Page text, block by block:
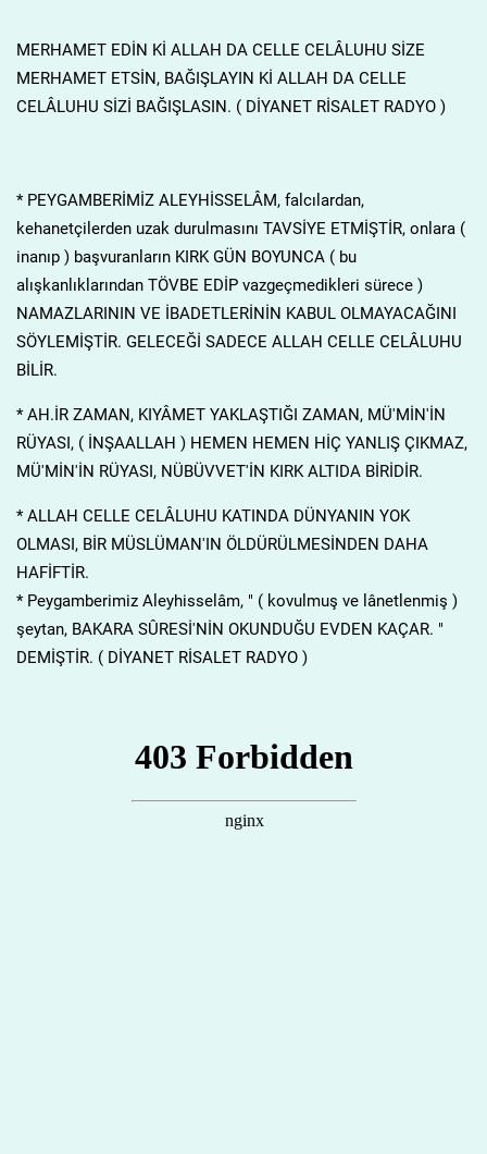
MERHAMET EDİN Kİ ALLAH DA CELLE CELÂLUHU SİZE
MERHAMET ETSİN, BAĞIŞLAYIN Kİ ALLAH DA CELLE
CELÂLUHU SİZİ BAĞIŞLASIN. ( DİYANET RİSALET RADYO )
* PEYGAMBERİMİZ ALEYHİSSELÂM, falcılardan,
kehanetçilerden uzak durulmasını TAVSİYE ETMİŞTİR, onlara (
inanıp ) başvuranların KIRK GÜN BOYUNCA ( bu
alışkanlıklarından TÖVBE EDİP vazgeçmedikleri sürece )
NAMAZLARININ VE İBADETLERİNİN KABUL OLMAYACAĞINI
SÖYLEMİŞTİR. GELECEĞİ SADECE ALLAH CELLE CELÂLUHU
BİLİR.
* AH.İR ZAMAN, KIYÂMET YAKLAŞTIĞI ZAMAN, MÜ'MİN'İN
RÜYASI, ( İNŞAALLAH ) HEMEN HEMEN HİÇ YANLIŞ ÇIKMAZ,
MÜ'MİN'İN RÜYASI, NÜBÜVVET'İN KIRK ALTIDA BİRİDİR.
* ALLAH CELLE CELÂLUHU KATINDA DÜNYANIN YOK
OLMASI, BİR MÜSLÜMAN'IN ÖLDÜRÜLMESİNDEN DAHA
HAFİFTİR.
* Peygamberimiz Aleyhisselâm, " ( kovulmuş ve lânetlenmiş )
şeytan, BAKARA SÛRESİ'NİN OKUNDUĞU EVDEN KAÇAR. "
DEMİŞTİR. ( DİYANET RİSALET RADYO )